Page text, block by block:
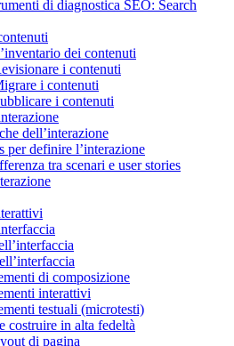
di diagnostica SEO: Search
dei contenuti
i contenuti
i contenuti
i contenuti
dell’interazione
per definire l’interazione
tra scenari e user stories
di composizione
interattivi
testuali (microtesti)
costruire in alta fedeltà
di pagina